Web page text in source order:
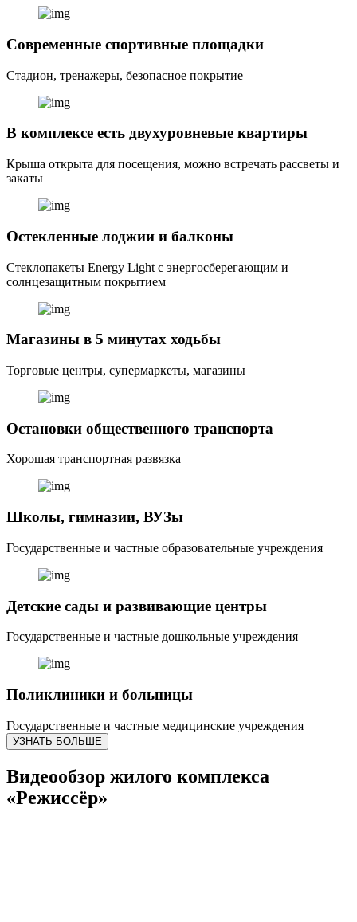
Современные спортивные площадки
Стадион, тренажеры, безопасное покрытие
В комплексе есть двухуровневые квартиры
Крыша открыта для посещения, можно встречать рассветы и
закаты
Остекленные лоджии и балконы
Стеклопакеты Energy Light с энергосберегающим и
солнцезащитным покрытием
Магазины в 5 минутах ходьбы
Торговые центры, супермаркеты, магазины
Остановки общественного транспорта
Хорошая транспортная развязка
Школы, гимназии, ВУЗы
Государственные и частные образовательные учреждения
Детские сады и развивающие центры
Государственные и частные дошкольные учреждения
Поликлиники и больницы
Государственные и частные медицинские учреждения
УЗНАТЬ БОЛЬШЕ
Видеообзор жилого комплекса
«Режиссёр»